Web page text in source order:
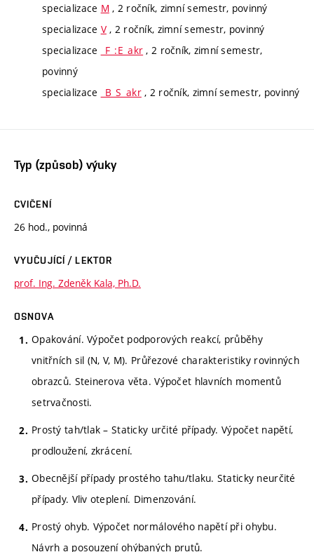
specializace M , 2 ročník, zimní semestr, povinný
specializace V, 2 ročník, zimní semestr, povinný
specializace
_F_:E_akr , 2 ročník, zimní semestr,
povinný
specializace
_B_S_akr, 2 ročník, zimní semestr, povinný
Typ (způsob) výuky
CVIČENÍ
26 hod., povinná
VYUČUJÍCÍ / LEKTOR
prof. Ing. Zdeněk Kala, Ph.D.
OSNOVA
Opakování. Výpočet podporových reakcí, průběhy
vnitřních sil (N, V, M). Průřezové charakteristiky rovinných
obrazců. Steinerova věta. Výpočet hlavních momentů
setrvačnosti.
Prostý tah/tlak – Staticky určité případy. Výpočet napětí,
prodloužení, zkrácení.
Obecnější případy prostého tahu/tlaku. Staticky neurčité
případy. Vliv oteplení. Dimenzování.
Prostý ohyb. Výpočet normálového napětí při ohybu.
Návrh a posouzení ohýbaných prutů.